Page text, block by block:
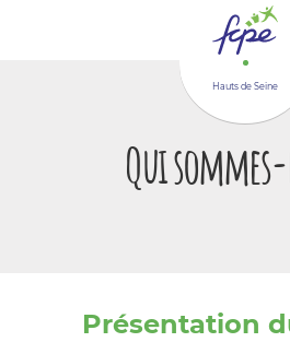
Hauts de Seine
Qui
Présentation